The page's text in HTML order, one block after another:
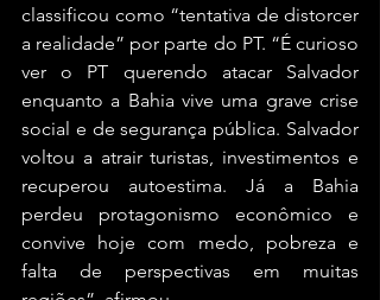
classificou como “tentativa de distorcer
a realidade” por parte do PT. “É curioso
ver o PT querendo atacar Salvador
enquanto a Bahia vive uma grave crise
social e de segurança pública. Salvador
voltou a atrair turistas, investimentos e
recuperou autoestima. Já a Bahia
perdeu protagonismo econômico e
convive hoje com medo, pobreza e
falta de perspectivas em muitas